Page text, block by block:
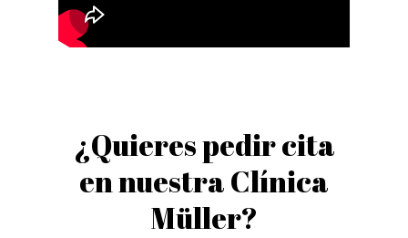
¿Quieres pedir cita
en nuestra Clínica
Müller?